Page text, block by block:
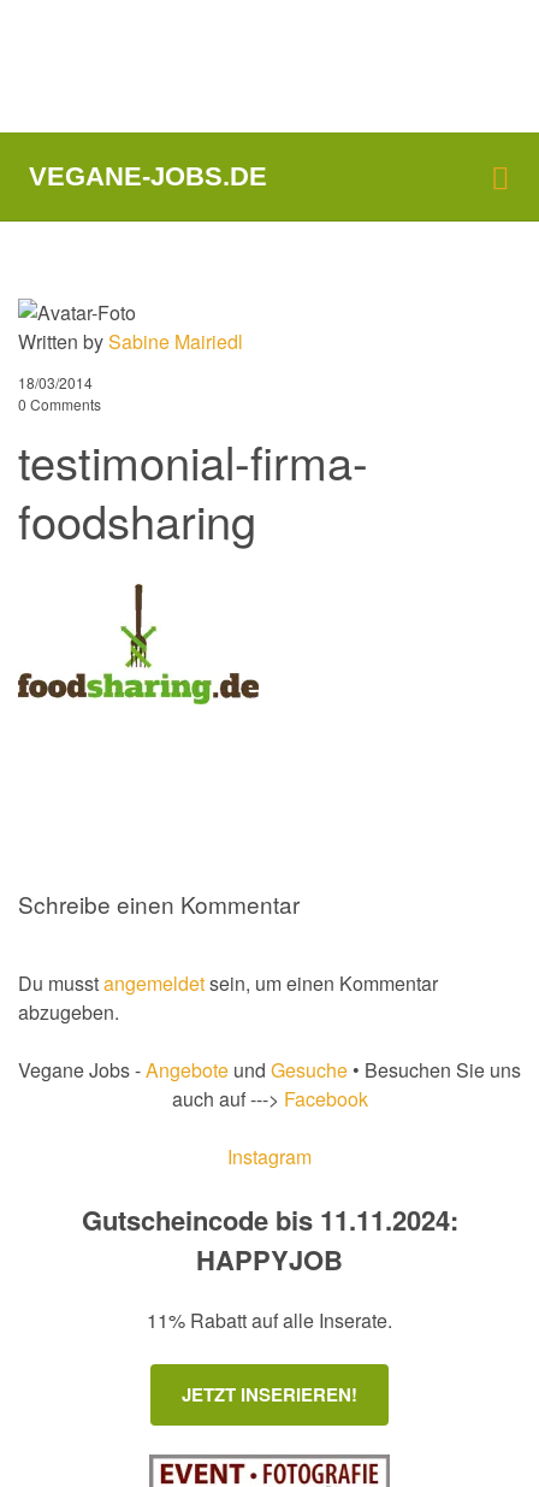
VEGANE-JOBS.DE
Written bySabine Mairiedl
18/03/2014
0 Comments
testimonial-firma-
foodsharing
Schreibe einen Kommentar
Du musstangemeldetsein, um einen Kommentar
abzugeben.
Vegane Jobs -Angebote und Gesuche • Besuchen Sie uns
auch auf ---> Facebook
Instagram
Gutscheincode bis 11.11.2024:
HAPPYJOB
11% Rabatt auf alle Inserate.
JETZT INSERIEREN!